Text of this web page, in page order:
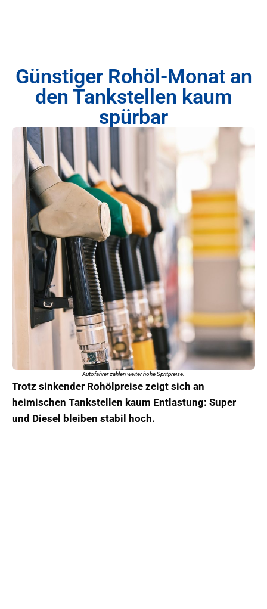
Günstiger Rohöl-Monat an
den Tankstellen kaum
spürbar
Autofahrer zahlen weiter hohe Spritpreise.
Trotz sinkender Rohölpreise zeigt sich an
heimischen Tankstellen kaum Entlastung: Super
und Diesel bleiben stabil hoch.